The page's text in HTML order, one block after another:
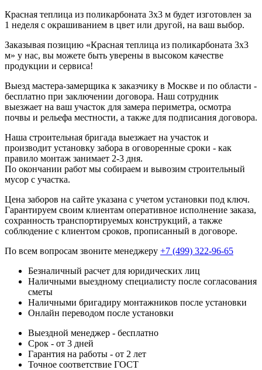
Красная теплица из поликарбоната 3х3 м будет изготовлен за
1 неделя с окрашиванием в цвет или другой, на ваш выбор.
Заказывая позицию «Красная теплица из поликарбоната 3х3
м» у нас, вы можете быть уверены в высоком качестве
продукции и сервиса!
Выезд мастера-замерщика к заказчику в Москве и по области -
бесплатно при заключении договора. Наш сотрудник
выезжает на ваш участок для замера периметра, осмотра
почвы и рельефа местности, а также для подписания договора.
Наша строительная бригада выезжает на участок и
производит установку забора в оговоренные сроки - как
правило монтаж занимает 2-3 дня.
По окончании работ мы собираем и вывозим строительный
мусор с участка.
Цена заборов на сайте указана с учетом установки под ключ.
Гарантируем своим клиентам оперативное исполнение заказа,
сохранность транспортируемых конструкций, а также
соблюдение с клиентом сроков, прописанный в договоре.
По всем вопросам звоните менеджеру +7 (499) 322-96-65
Безналичный расчет для юридических лиц
Наличными выездному специалисту после согласования
сметы
Наличными бригадиру монтажников после установки
Онлайн переводом после установки
Выездной менеджер - бесплатно
Срок - от 3 дней
Гарантия на работы - от 2 лет
Точное соответствие ГОСТ